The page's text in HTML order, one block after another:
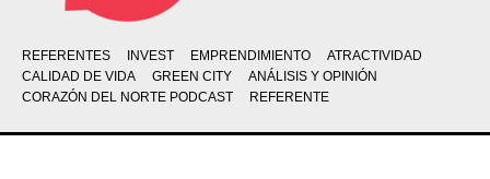
REFERENTES INVEST EMPRENDIMIENTO
ATRACTIVIDAD
CALIDAD DE VIDA
GREEN CITY
ANÁLISIS Y OPINIÓN
CORAZÓN DEL NORTE PODCAST
REFERENTE